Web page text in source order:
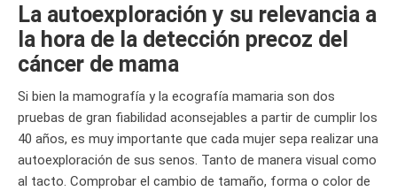
La autoexploración y su relevancia a
la hora de la detección precoz del
cáncer de mama
Si bien la mamografía y la ecografía mamaria son dos
pruebas de gran fiabilidad aconsejables a partir de cumplir los
40 años, es muy importante que cada mujer sepa realizar una
autoexploración de sus senos. Tanto de manera visual como
al tacto. Comprobar el cambio de tamaño, forma o color de